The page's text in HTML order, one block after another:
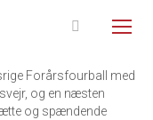
Forårsfourball med
og en næsten
og spændende